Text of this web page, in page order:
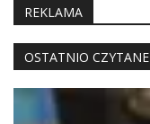
REKLAMA
OSTATNIO CZYTANE